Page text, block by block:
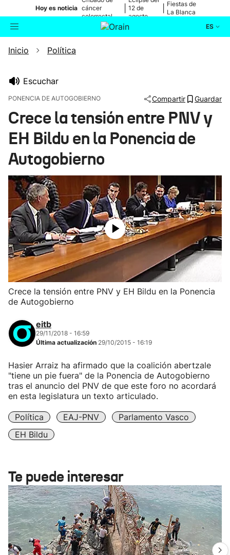
Hoy es noticia cáncer
colorrectal
12 de
agosto
Fiestas de
La Blanca
ES
Buscador
Ikusmiran
Eguraldia
Inicio Política
Escuchar
PONENCIA DE AUTOGOBIERNO Compartir Guardar
Crece la tensión entre PNV y
EH Bildu en la Ponencia de
Autogobierno
Crece la tensión entre PNV y EH Bildu en la Ponencia
de Autogobierno
eitb
29/11/2018 - 16:59
Última actualización 29/10/2015 - 16:19
Hasier Arraiz ha afirmado que la coalición abertzale
"tiene un pie fuera" de la Ponencia de Autogobierno
tras el anuncio del PNV de que este foro no acordará
en esta legislatura un texto articulado.
Política EAJ-PNV
Parlamento Vasco
EH Bildu
Te puede interesar